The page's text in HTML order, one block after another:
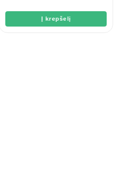
5
Į krepšelį